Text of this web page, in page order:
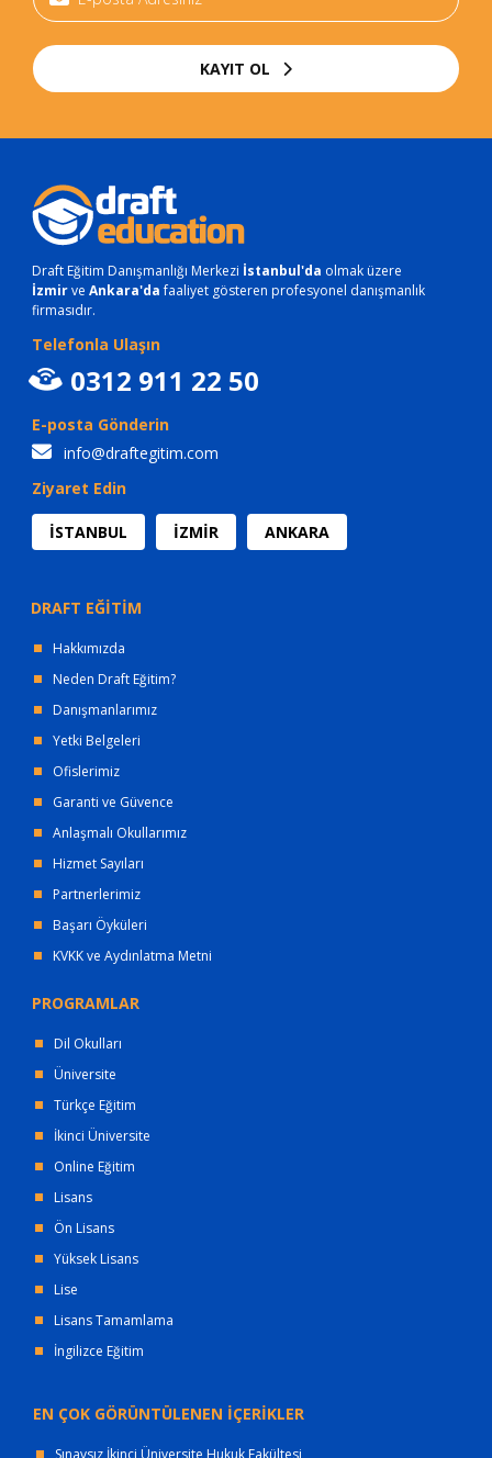
KAYIT OL
Draft Eğitim Danışmanlığı Merkezi İstanbul'da olmak üzere
İzmirve Ankara'dafaaliyet gösteren profesyonel danışmanlık
firmasıdır.
Telefonla Ulaşın
0312 911 22 50
E-posta Gönderin
info@draftegitim.com
Ziyaret Edin
İSTANBUL İZMİR ANKARA
DRAFT EĞİTİM
Hakkımızda
Neden Draft Eğitim?
Danışmanlarımız
Yetki Belgeleri
Ofislerimiz
Garanti ve Güvence
Anlaşmalı Okullarımız
Hizmet Sayıları
Partnerlerimiz
Başarı Öyküleri
KVKK ve Aydınlatma Metni
PROGRAMLAR
Dil Okulları
Üniversite
Türkçe Eğitim
İkinci Üniversite
Online Eğitim
Lisans
Ön Lisans
Yüksek Lisans
Lise
Lisans Tamamlama
İngilizce Eğitim
EN ÇOK GÖRÜNTÜLENEN İÇERİKLER